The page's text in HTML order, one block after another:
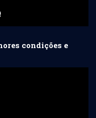
condições e